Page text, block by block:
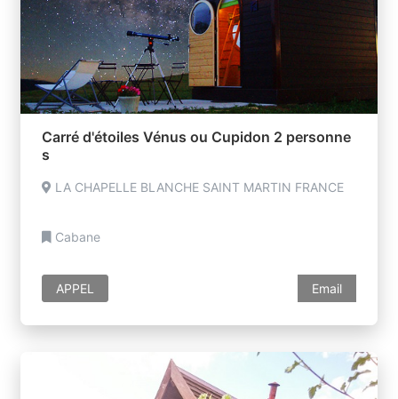
Carré d'étoiles Vénus ou Cupidon 2 personne
s
LA CHAPELLE BLANCHE SAINT MARTIN FRANCE
Cabane
APPEL Email